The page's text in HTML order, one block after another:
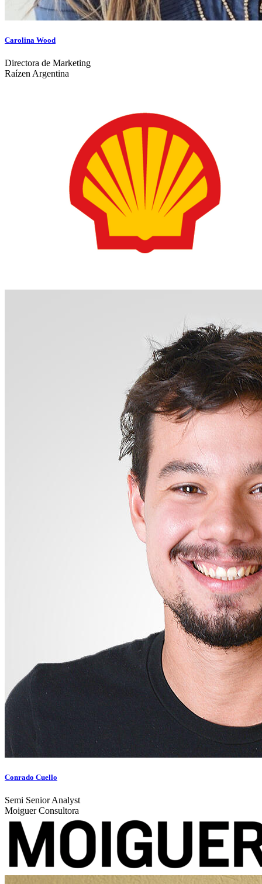
Carolina Wood
Directora de Marketing
Raízen Argentina
Conrado Cuello
Semi Senior Analyst
Moiguer Consultora